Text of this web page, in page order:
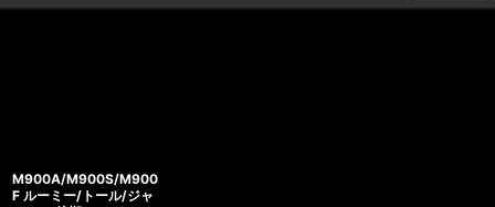
M900A/M900S/M900
F ルーミー/トール/ジャ